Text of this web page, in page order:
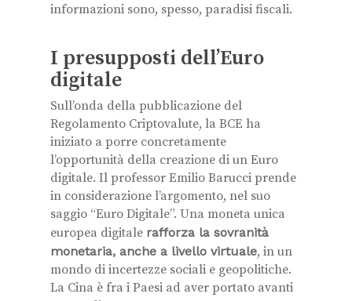
informazioni sono, spesso, paradisi fiscali.
I presupposti dell’Euro
digitale
Sull’onda della pubblicazione del
Regolamento Criptovalute, la BCE ha
iniziato a porre concretamente
l’opportunità della creazione di un Euro
digitale. Il professor Emilio Barucci prende
in considerazione l’argomento, nel suo
saggio “Euro Digitale”. Una moneta unica
europea digitale rafforza la sovranità
monetaria, anche a livello virtuale, in un
mondo di incertezze sociali e geopolitiche.
La Cina è fra i Paesi ad aver portato avanti